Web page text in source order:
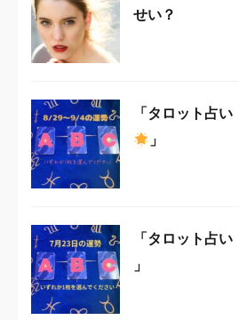
せい？
「タロット占
」
「タロット占
」